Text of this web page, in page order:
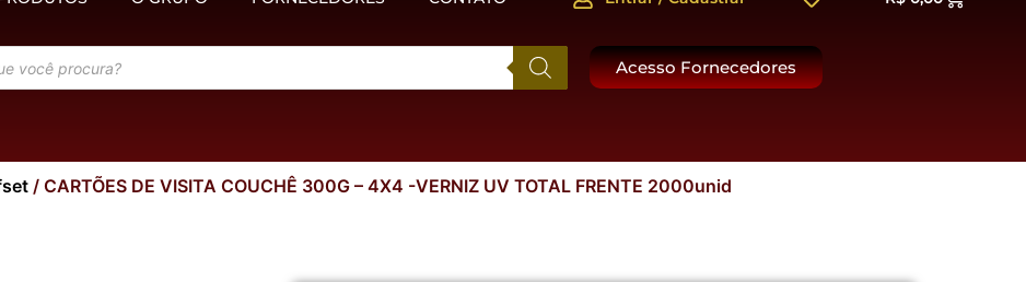
Acesso Fornecedores
/ CARTÕES DE VISITA COUCHÊ 300G – 4X4 -VERNIZ UV TOTAL FRENTE 2000unid